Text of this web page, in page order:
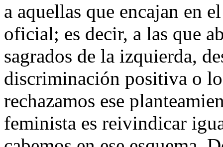
a aquellas que encajan en
oficial; es decir, a las que
sagrados de la izquierda,
discriminación positiva o
rechazamos ese
feminista es reivindicar